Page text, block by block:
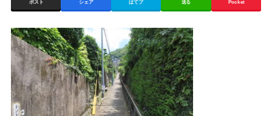
ポスト シェア はてブ 送る Pocket